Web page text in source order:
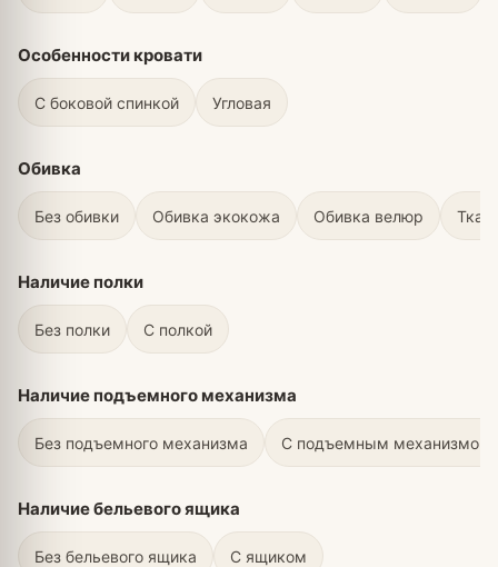
Особенности кровати
С боковой спинкой Угловая
Обивка
Без обивки Обивка экокожа Обивка велюр
Наличие полки
Без полки С полкой
Наличие подъемного механизма
Без подъемного механизма С подъемным механизмом
Наличие бельевого ящика
Без бельевого ящика С ящиком